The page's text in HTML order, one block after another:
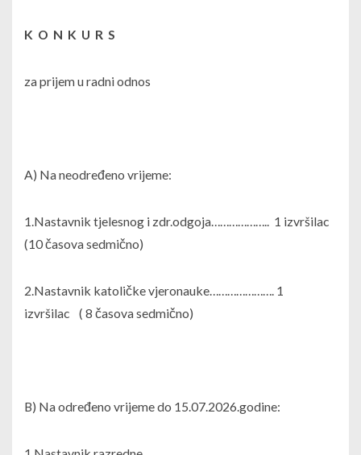
K O N K U R S
za prijem u radni odnos
A) Na neodređeno vrijeme:
1.Nastavnik tjelesnog i zdr.odgoja……………….. 1 izvršilac
(10 časova sedmično)
2.Nastavnik katoličke vjeronauke…………………. 1
izvršilac ( 8 časova sedmično)
B) Na određeno vrijeme do 15.07.2026.godine: